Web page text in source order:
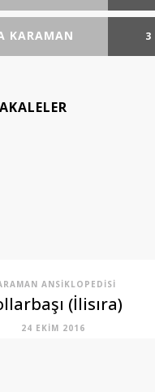
KARAMAN 3
ANSIKLOPEDISI
(İlisıra)
24 EKIM 2016